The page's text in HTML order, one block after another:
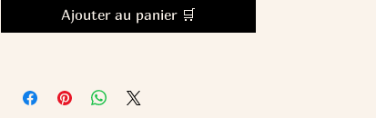
Ajouter au panier 🛒